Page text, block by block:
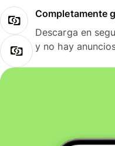
Completamente
Descarga en
y no hay